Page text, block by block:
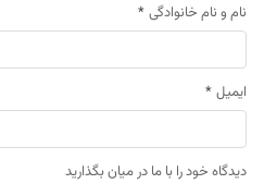
نام و نام خانوادگی *
ایمیل *
دیدگاه خود را با ما در میان بگذارید